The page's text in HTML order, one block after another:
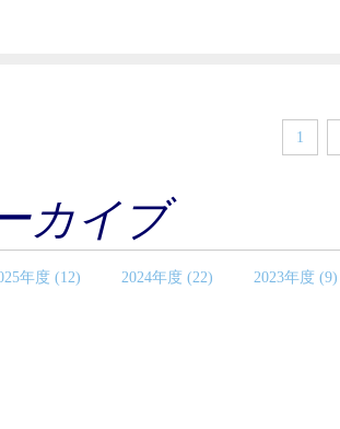
1
カイブ
年度 (12) 2024年度 (22) 2023年度 (9)